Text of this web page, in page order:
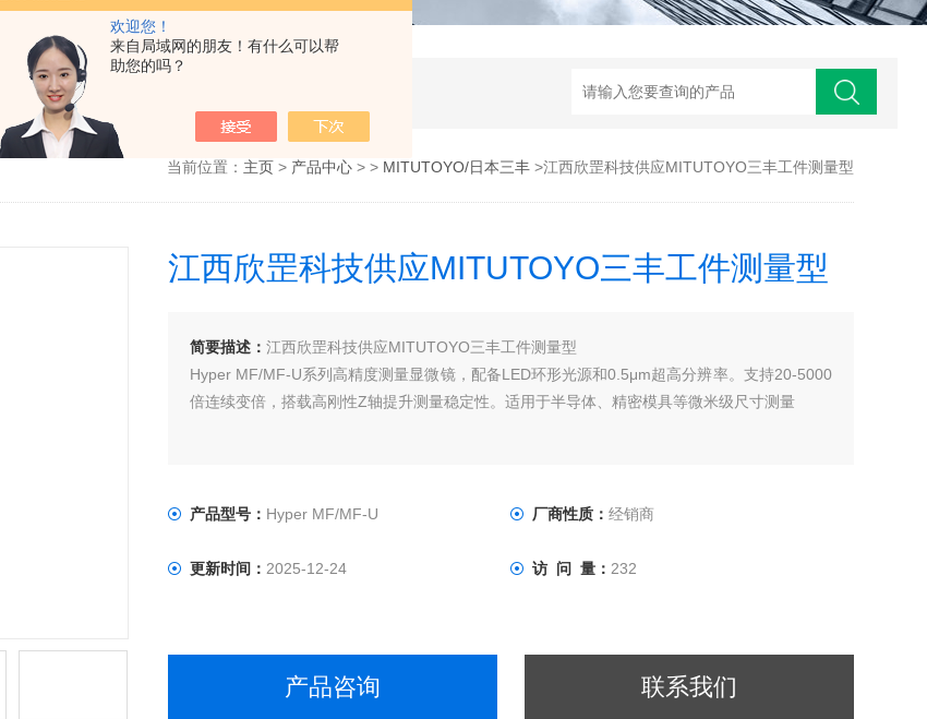
欢迎您！
来自局域网的朋友！有什么可以帮
助您的吗？
当前位置： 主页> 产品中心> > MITUTOYO/日本三丰>江西欣罡科技供应MITUTOYO三丰工件测量型
江西欣罡科技供应MITUTOYO三丰工件测量型
简要描述： 江西欣罡科技供应MITUTOYO三丰工件测量型
Hyper MF/MF-U系列高精度测量显微镜，配备LED环形光源和0.5μm超高分辨率。支持20-5000
倍连续变倍，搭载高刚性Z轴提升测量稳定性。适用于半导体、精密模具等微米级尺寸测量
产品型号： Hyper MF/MF-U 厂商性质：经销商
更新时间： 2025-12-24 访 问 量： 232
产品咨询 联系我们